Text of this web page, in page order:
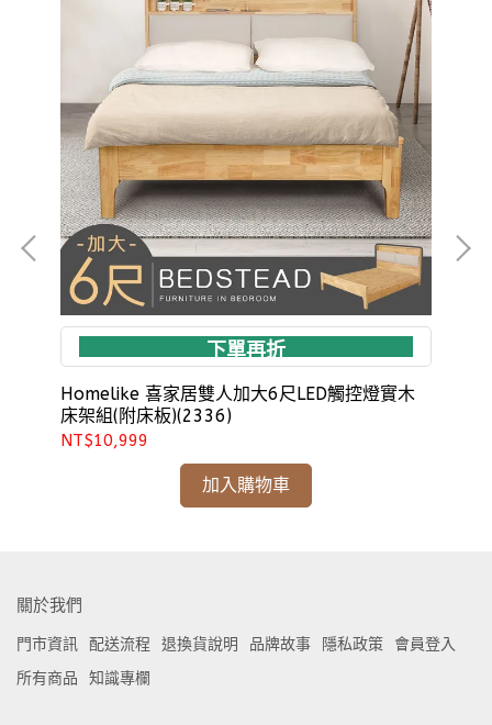
下單再折
Homelike 喜家居雙人加大6尺LED觸控燈實木
床架組(附床板)(2336)
NT$10,999
加入購物車
關於我們
門市資訊 配送流程 退換貨說明 品牌故事 隱私政策
會員登入
所有商品
知識專欄